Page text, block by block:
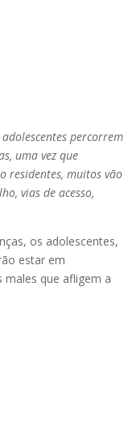
percorrem
uma vez que
residentes, muitos vão
vias de acesso,
os adolescentes,
estar em
que afligem a